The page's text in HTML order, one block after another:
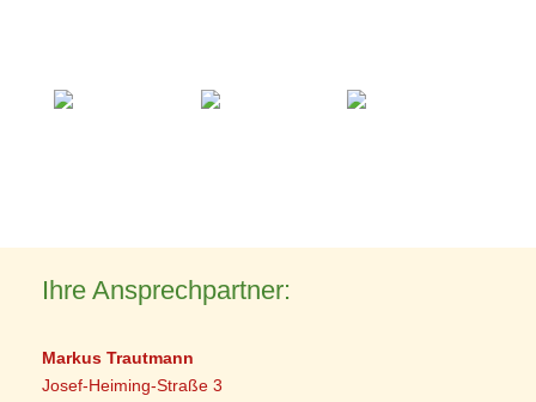
Ihre Ansprechpartner:
Markus Trautmann
Josef-Heiming-Straße 3